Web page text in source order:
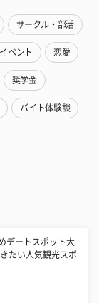
サークル・部活
ベント 恋愛
奨学金
バイト体験談
デートスポット大
たい人気観光スポ